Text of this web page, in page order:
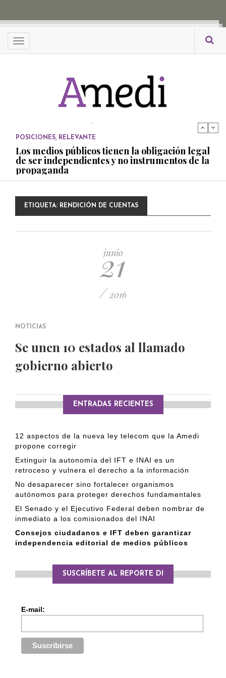
Menu
POSICIONES
Consejos ciudadanos e IFT deben garantizar
independencia editorial de medios públicos
Amedi condena atentado contra Ciro Gómez
POSICIONES, RELEVANTE
Los medios públicos tienen la obligación legal
de ser independientes y no instrumentos de la
propaganda
PUBLICADO EL 27 NOVIEMBRE, 2022
Consejos ciudadanos e IFT deben garantizar
ETIQUETA: RENDICIÓN DE CUENTAS
junio
21
/ 2016
NOTICIAS
Se unen 10 estados al llamado
gobierno abierto
ENTRADAS RECIENTES
12 aspectos de la nueva ley telecom que la Amedi
propone corregir
Extinguir la autonomía del IFT e INAI es un
retroceso y vulnera el derecho a la información
No desaparecer sino fortalecer organismos
autónomos para proteger derechos fundamentales
El Senado y el Ejecutivo Federal deben nombrar de
inmediato a los comisionados del INAI
Consejos ciudadanos e IFT deben garantizar
independencia editorial de medios públicos
SUSCRÍBETE AL REPORTE DI
E-mail: